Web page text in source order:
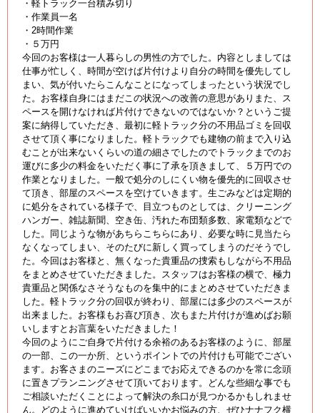
・軽トラック一台積み切り
・作業員一名
・2時間作業
・５万円
今回のお客様は一人暮らしの男性の方でした。内容としましては
仕事が忙しく、時間が空けば片付けより自分の時間を優先してし
まい、気が付いたらこんなことになってしまったという状況でし
た。お客様自身にはまだこの状況への改善の意思がありまた、ス
ペースを開けなければ片付けできないのではないか？というご提
案に納得していただき、最初に軽トラック分の不用品ゴミを回収
させて頂く事になりました。軽トラックでも建物の前まで入り込
むことが出来ないくらいの道の細さでしたのでトラックまでのお
運びに多少の料金をいただく事に了承を頂きまして、５万円での
作業となりました。一般で処分のしにくい物を優先的に回収させ
て頂き、部屋のスペースを空けていきます。生ごみなどは定期的
に処分をされている様子で、目立つものとしては、クリーニング
ハンガー、雑誌新聞、空き缶、汚れた布団類多数、家電類などで
した。同じような物があちらこちらにあり、必要な時に見当たら
なくなってしまい、そのたびに新しく買ってしまうのだそうでし
た。今回はお客様と、無くなった貴重品の捜索もしながら不用品
をまとめさせていただきました。スタッフはお客様の横で、極力
貴重品と関係なさそうなものを集中的にまとめさせていただきま
した。軽トラック分の回収が終わり、部屋には多少のスペースが
出来ました。お客様もお喜び頂き、次もまた片付けが進めばお願
いしますとお言葉をいただきました！
今回のようにご自身で片付ける余裕のあるお客様のように、部屋
の一部、この一か所、というポイントでの片付けも可能でござい
ます。お客さまのニーズにどこまでお応えできるのかを常に念頭
に置きプランニングさせて頂いております。どんな些細な事でも
ご相談いただくことによって解決の糸口が見つかるかもしれませ
ん。どのように進めていけばいいかお悩みの方、ぜひナナフク横